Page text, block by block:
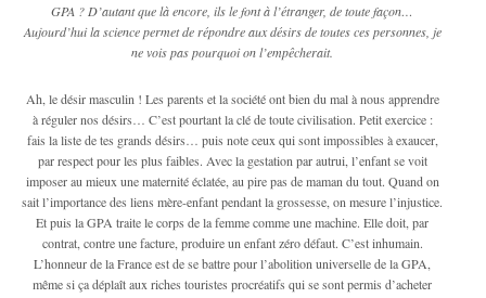
GPA ? D’autant que là encore, ils le font à l’étranger, de toute façon…
Aujourd’hui la science permet de répondre aux désirs de toutes ces personnes, je
ne vois pas pourquoi on l’empêcherait.
Ah, le désir masculin ! Les parents et la société ont bien du mal à nous apprendre
à réguler nos désirs… C’est pourtant la clé de toute civilisation. Petit exercice :
fais la liste de tes grands désirs… puis note ceux qui sont impossibles à exaucer,
par respect pour les plus faibles. Avec la gestation par autrui, l’enfant se voit
imposer au mieux une maternité éclatée, au pire pas de maman du tout. Quand on
sait l’importance des liens mère-enfant pendant la grossesse, on mesure l’injustice.
Et puis la GPA traite le corps de la femme comme une machine. Elle doit, par
contrat, contre une facture, produire un enfant zéro défaut. C’est inhumain.
L’honneur de la France est de se battre pour l’abolition universelle de la GPA,
même si ça déplaît aux riches touristes procréatifs qui se sont permis d’acheter